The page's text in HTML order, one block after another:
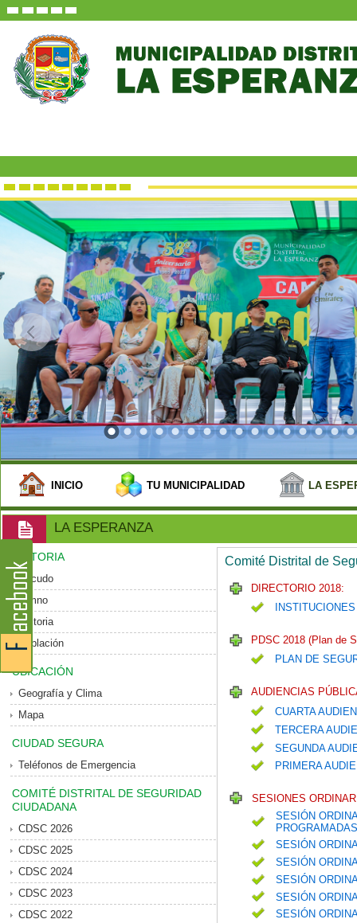
INICIO TU MUNICIPALIDAD LA
LA ESPERANZA
HISTORIA
Escudo
Himno
Historia
Población
UBICACIÓN
Geografía y Clima
Mapa
CIUDAD SEGURA
Teléfonos de Emergencia
COMITÉ DISTRITAL DE SEGURIDAD
CIUDADANA
CDSC 2026
CDSC 2025
CDSC 2024
CDSC 2023
CDSC 2022
Comité Distrital de
DIRECTORIO 2018:
PDSC 2018 (Plan de
PLAN DE
AUDIENCIAS
CUARTA
TERCERA
SEGUNDA
PRIMERA
SESIONES
SESIÓN
SESIÓN
SESIÓN
SESIÓN
SESIÓN
SESIÓN